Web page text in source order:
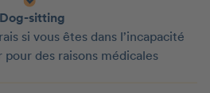
Dog-sitting
si vous êtes dans l’incapacité
pour des raisons médicales